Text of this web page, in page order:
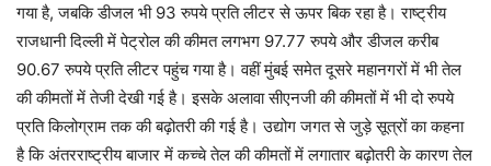
गया है, जबकि डीजल भी 93 रुपये प्रति लीटर से ऊपर बिक रहा है। राष्ट्रीय
राजधानी दिल्ली में पेट्रोल की कीमत लगभग 97.77 रुपये और डीजल करीब
90.67 रुपये प्रति लीटर पहुंच गया है। वहीं मुंबई समेत दूसरे महानगरों में भी तेल
की कीमतों में तेजी देखी गई है। इसके अलावा सीएनजी की कीमतों में भी दो रुपये
प्रति किलोग्राम तक की बढ़ोतरी की गई है। उद्योग जगत से जुड़े सूत्रों का कहना
है कि अंतरराष्ट्रीय बाजार में कच्चे तेल की कीमतों में लगातार बढ़ोतरी के कारण तेल